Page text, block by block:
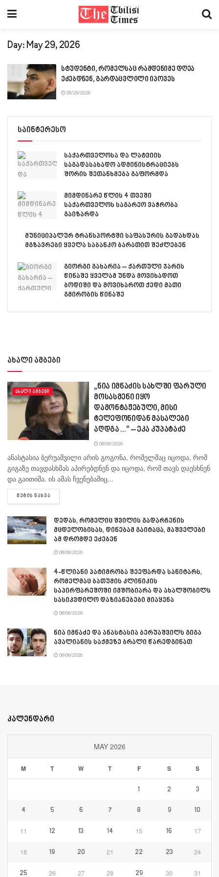
Day: May 29, 2026
სტუდენტი, რომელსაც რამდენიმე დღეა
ეძებდნენ, გარდაცვლილი იპოვეს
05/29/2026
საინტერესო
საქართველოსა და ლატვიის
საგადასახადო ადმინისტრაციებს
შორის შეთანხმება გაფორმდა
მიმდინარე წლის 4 თვეში
საქართველოს საგარეო ვაჭრობა
გაიზარდა
მუნიციპალურ ტრანსპორტში საფასურის გადახდას
მგზავრები ყველა საბანკო ბარათით შეძლებენ
გიორგი გახარია – ქართული ჯარის
წინაშე ყველამ უნდა მოვიხადოთ
ბოდიში და მოვიხაროთ ქედი მათი
გმირობის წინაშე
ახალი ამბები
ᲐᲮᲐᲚᲘ ᲐᲛᲑᲔᲑᲘ
„ნია იმნაძის სახლში ფარული
მოსასმენი იყო
დამონტაჟებული, მისი
ტელეფონიდან მასალები
აღდგა…“ – ეკა კუპატაძე
08/06/2026
ანასტასია ბერუაშვილი არის გოგონა, რომელმაც იცოდა, რომ
გიგაზე თავდასხმას აპირებდნენ და იცოდა, რომ თავს დაესხნენ
და გაითიშა. ის ამას ჩვენებაშიც...
ᲛᲔᲢᲘᲡ ᲜᲐᲮᲕᲐ
დედას, რომელიც შვილის გადარჩენის
მცდელობისას, დინებამ გაიტაცა, მაშველები
ამ დრომდე ეძებენ
08/06/2026
4-წლიანი პატიმრობა შეეფარდა სანიტარს,
რომელმაც ბათუმის კლინიკის
საპირფარეშოში იმშობიარა და ახალშობილს
სასიკვდილო დაზიანებები მიაყენა
08/06/2026
ნია იმნაძე და ანასტასია ბერუაშვილს გიგა
ავალიანის საქმეზე ბრალი წარედგინათ
08/06/2026
კალენდარი
MAY 2026
M T W T F S S
1 2 3
4 5 6 7 8 9 10
11 12 13 14 15 16 17
18 19 20 21 22 23 24
25 26 27 28 29 30 31